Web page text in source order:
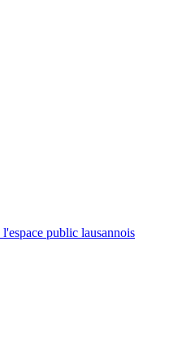
public lausannois